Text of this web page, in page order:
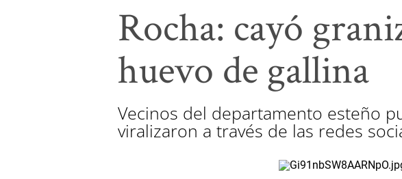
Rocha: cayó
huevo de gallina
Vecinos del departamento esteño
viralizaron a través de las redes